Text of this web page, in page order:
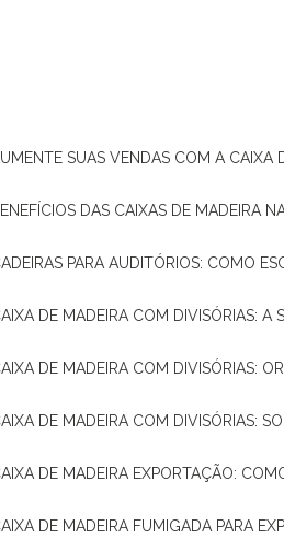
AUMENTE SUAS VENDAS COM A CAIXA
BENEFÍCIOS DAS CAIXAS DE MADEIRA
CADEIRAS PARA AUDITÓRIOS: COMO
CAIXA DE MADEIRA COM DIVISÓRIAS:
CAIXA DE MADEIRA COM DIVISÓRIAS:
CAIXA DE MADEIRA COM DIVISÓRIAS:
CAIXA DE MADEIRA EXPORTAÇÃO:
CAIXA DE MADEIRA FUMIGADA PARA